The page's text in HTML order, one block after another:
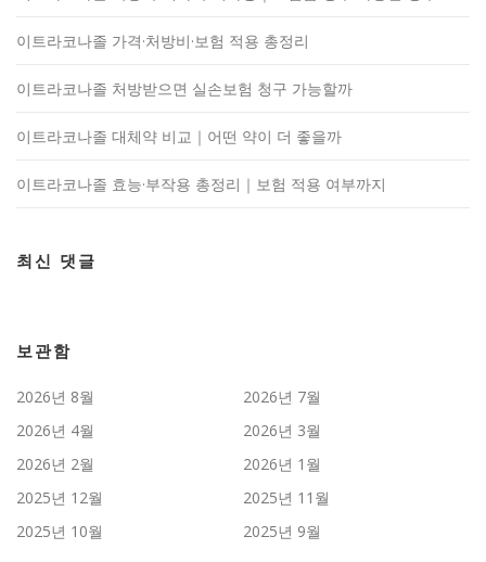
이트라코나졸 가격·처방비·보험 적용 총정리
이트라코나졸 처방받으면 실손보험 청구 가능할까
이트라코나졸 대체약 비교｜어떤 약이 더 좋을까
이트라코나졸 효능·부작용 총정리｜보험 적용 여부까지
최신 댓글
보관함
2026년 8월
2026년 7월
2026년 4월
2026년 3월
2026년 2월
2026년 1월
2025년 12월
2025년 11월
2025년 10월
2025년 9월